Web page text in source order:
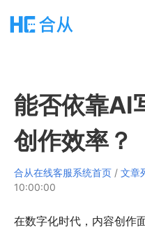
能否依靠AI
创作效率？
合从在线客服系统首页 / 文章
10:00:00
在数字化时代，内容创作